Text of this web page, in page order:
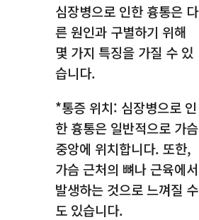
심장병으로 인한 흉통은 다
른 원인과 구별하기 위해
몇 가지 특징을 가질 수 있
습니다.
*통증 위치: 심장병으로 인
한 흉통은 일반적으로 가슴
중앙에 위치합니다. 또한,
가슴 근처의 뼈나 근육에서
발생하는 것으로 느껴질 수
도 있습니다.